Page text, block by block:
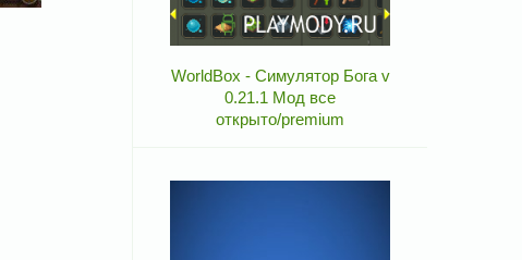
WorldBox - Симулятор Бога v
0.21.1 Мод все
открыто/premium